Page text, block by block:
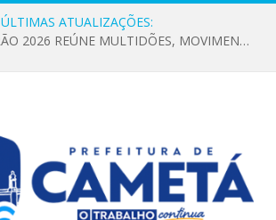
ÚLTIMAS ATUALIZAÇÕES:
FESTIVAL DE VERÃO 2026 REÚNE MULTIDÕES, MOVIMENTA A ECONOMIA E FORTALECE A CULTURA LOCAL